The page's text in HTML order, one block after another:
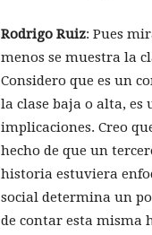
Rodrigo Ruiz: Pues
menos se muestra la
Considero que es un
la clase baja o alta,
implicaciones. Creo
hecho de que un
historia estuviera
social determina un
de contar esta misma